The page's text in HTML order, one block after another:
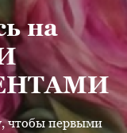
на
чтобы первыми